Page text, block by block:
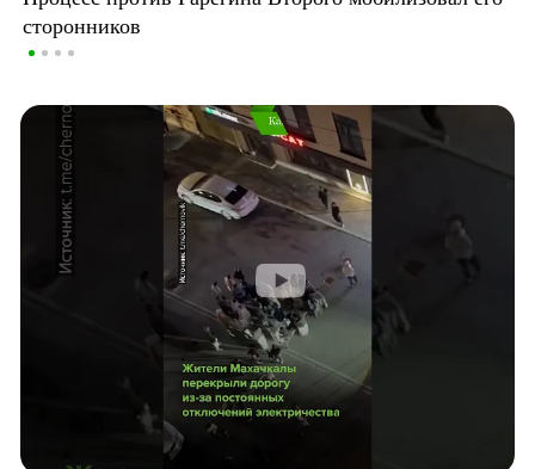
сторонников